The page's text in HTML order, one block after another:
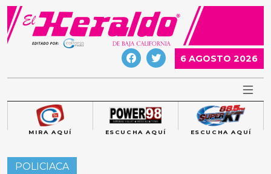
Skip
content
6 AGOSTO 2026
MIRA AQUÍ ESCUCHA AQUÍ ESCUCHA AQUÍ
POLICIACA